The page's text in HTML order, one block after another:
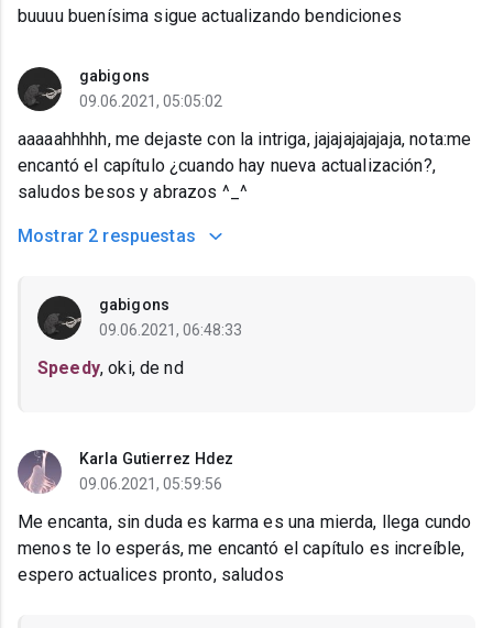
buuuu buenísima sigue actualizando bendiciones
gabigons
09.06.2021, 05:05:02
aaaaahhhhh, me dejaste con la intriga, jajajajajajaja, nota:me
encantó el capítulo ¿cuando hay nueva actualización?,
saludos besos y abrazos ^_^
Mostrar 2 respuestas
gabigons
09.06.2021, 06:48:33
Speedy, oki, de nd
Karla Gutierrez Hdez
09.06.2021, 05:59:56
Me encanta, sin duda es karma es una mierda, llega cundo
menos te lo esperás, me encantó el capítulo es increíble,
espero actualices pronto, saludos